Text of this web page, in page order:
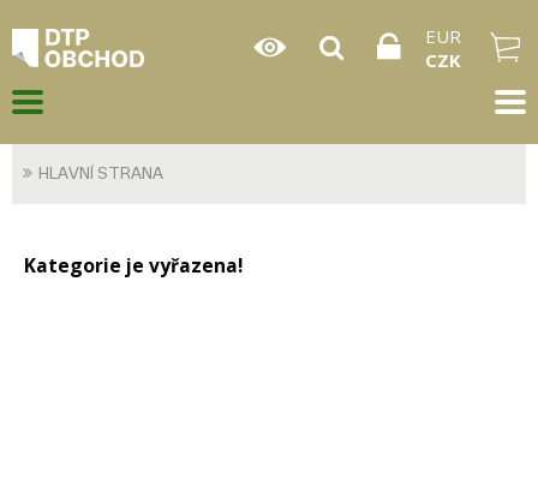
EUR
CZK
HLAVNÍ STRANA
Kategorie je vyřazena!